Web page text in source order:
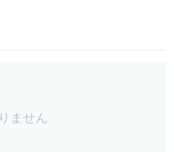
ません